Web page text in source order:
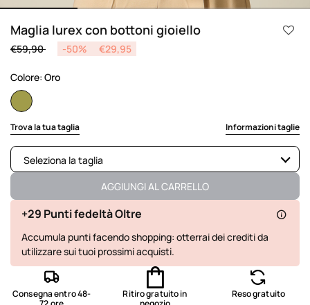
Maglia lurex con bottoni gioiello
Price reduced from
€59,90to -50% €29,95
Colore: Oro
selected
Trova la tua taglia Informazioni taglie
Seleziona la taglia
Disponibile
Disponibile
Disponibile
Ultimo disponibile
AGGIUNGI AL CARRELLO
+29 Punti fedeltà Oltre
Accumula punti facendo shopping: otterrai dei crediti da
utilizzare sui tuoi prossimi acquisti.
Consegna entro 48-
Ritiro gratuito in
Reso gratuito